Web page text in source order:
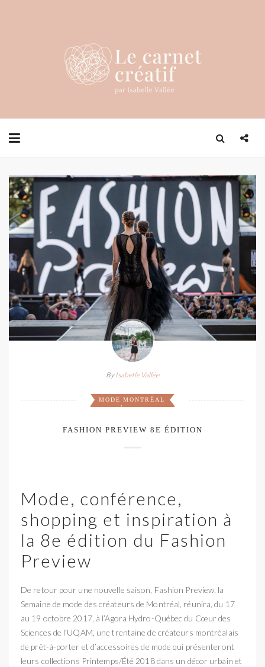
By Isabelle Vallée
MODE MONTRÉAL
FASHION PREVIEW 8E ÉDITION
Mode, conférence,
shopping et inspiration à
la 8e édition du Fashion
Preview
De retour pour une nouvelle saison, Fashion Preview, la
Semaine de mode des créateurs de Montréal, réunira, du 17
au 19 octobre 2017, à l’Agora Hydro-Québec du Cœur des
Sciences de l’UQAM, une trentaine de créateurs montréalais
de prêt-à-porter et d’accessoires de mode qui présenteront
leurs collections Printemps/Été 2018 dans un décor urbain et